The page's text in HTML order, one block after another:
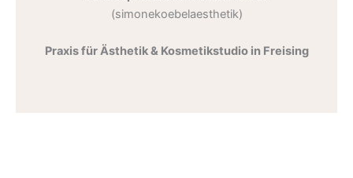
(simonekoebelaesthetik)
Praxis für Ästhetik & Kosmetikstudio in Freising